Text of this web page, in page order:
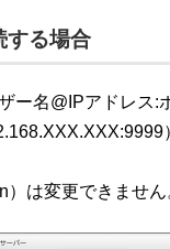
する場合
ー名@IPアドレス:
は変更できません